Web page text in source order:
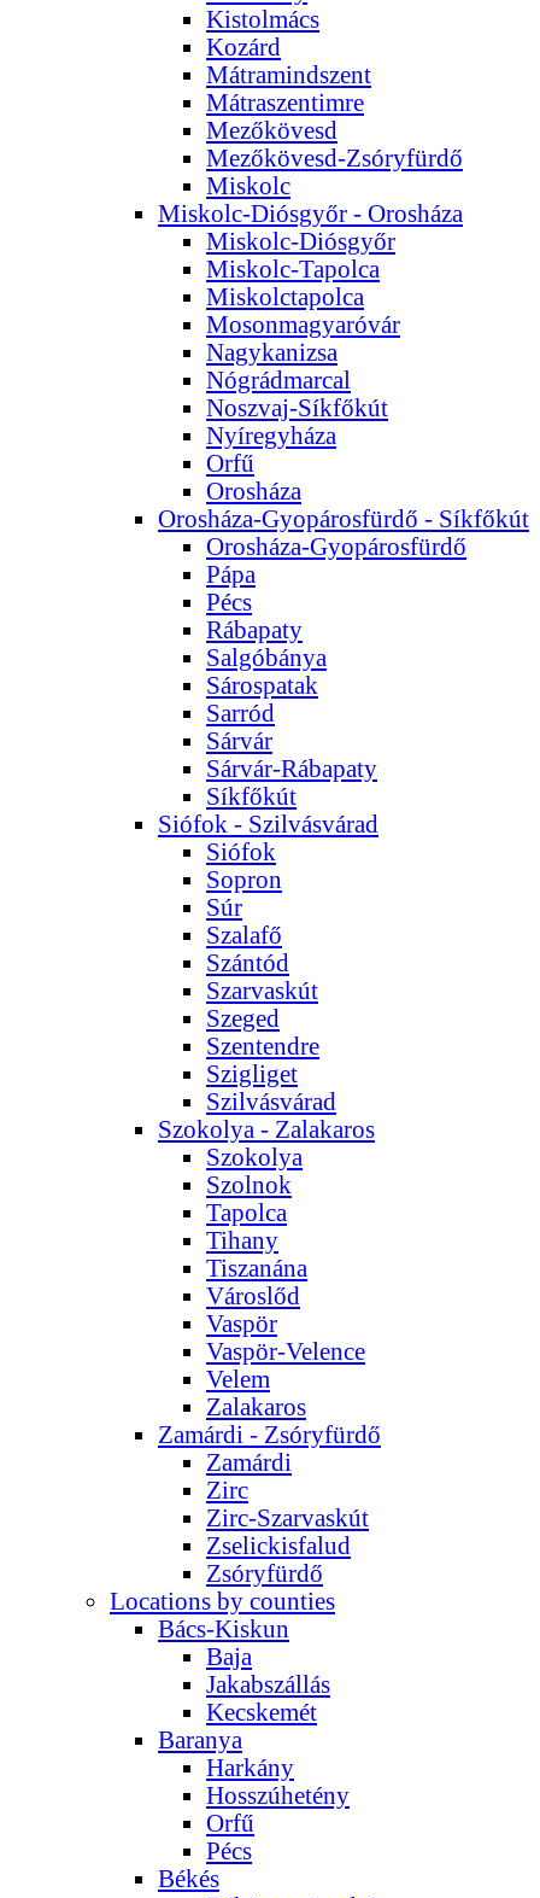
Kistolmács
Kozárd
Mátramindszent
Mátraszentimre
Mezőkövesd
Mezőkövesd-Zsóryfürdő
Miskolc
Miskolc-Diósgyőr - Orosháza
Miskolc-Diósgyőr
Miskolc-Tapolca
Miskolctapolca
Mosonmagyaróvár
Nagykanizsa
Nógrádmarcal
Noszvaj-Síkfőkút
Nyíregyháza
Orfű
Orosháza
Orosháza-Gyopárosfürdő - Síkfőkút
Orosháza-Gyopárosfürdő
Pápa
Pécs
Rábapaty
Salgóbánya
Sárospatak
Sarród
Sárvár
Sárvár-Rábapaty
Síkfőkút
Siófok - Szilvásvárad
Siófok
Sopron
Súr
Szalafő
Szántód
Szarvaskút
Szeged
Szentendre
Szigliget
Szilvásvárad
Szokolya - Zalakaros
Szokolya
Szolnok
Tapolca
Tihany
Tiszanána
Városlőd
Vaspör
Vaspör-Velence
Velem
Zalakaros
Zamárdi - Zsóryfürdő
Zamárdi
Zirc
Zirc-Szarvaskút
Zselickisfalud
Zsóryfürdő
Locations by counties
Bács-Kiskun
Baja
Jakabszállás
Kecskemét
Baranya
Harkány
Hosszúhetény
Orfű
Pécs
Békés